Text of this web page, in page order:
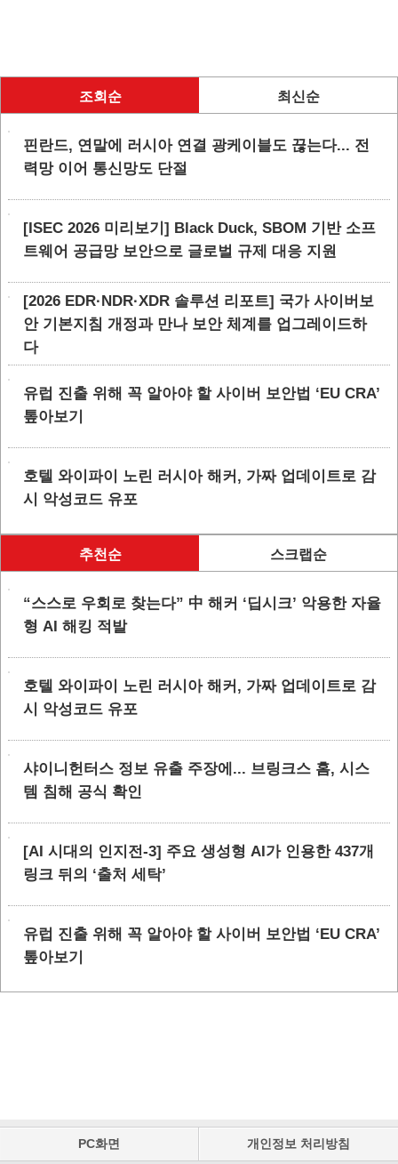
조회순 최신순
핀란드, 연말에 러시아 연결 광케이블도 끊는다... 전
력망 이어 통신망도 단절
[ISEC 2026 미리보기] Black Duck, SBOM 기반 소프
트웨어 공급망 보안으로 글로벌 규제 대응 지원
[2026 EDR·NDR·XDR 솔루션 리포트] 국가 사이버보
안 기본지침 개정과 만나 보안 체계를 업그레이드하
다
유럽 진출 위해 꼭 알아야 할 사이버 보안법 ‘EU CRA’
톺아보기
호텔 와이파이 노린 러시아 해커, 가짜 업데이트로 감
시 악성코드 유포
추천순 스크랩순
“스스로 우회로 찾는다” 中 해커 ‘딥시크’ 악용한 자율
형 AI 해킹 적발
호텔 와이파이 노린 러시아 해커, 가짜 업데이트로 감
시 악성코드 유포
샤이니헌터스 정보 유출 주장에... 브링크스 홈, 시스
템 침해 공식 확인
[AI 시대의 인지전-3] 주요 생성형 AI가 인용한 437개
링크 뒤의 ‘출처 세탁’
유럽 진출 위해 꼭 알아야 할 사이버 보안법 ‘EU CRA’
톺아보기
PC화면 개인정보 처리방침